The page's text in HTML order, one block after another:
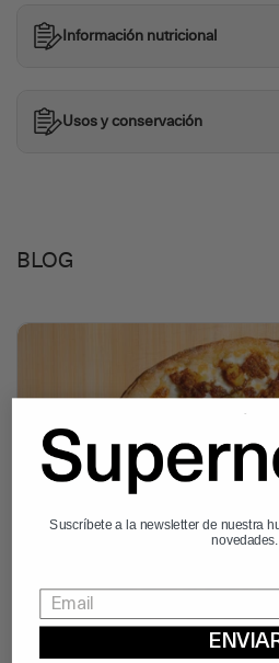
Información nutricional
Usos y conservación
BLOG
Suscríbete a la newsletter de nuestra
novedades.